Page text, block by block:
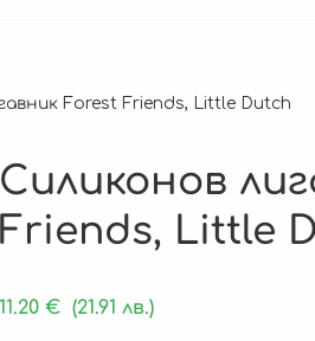
Forest Friends, Little Dutch
Силиконов
Friends, Little
11.20 € (21.91 лв.)